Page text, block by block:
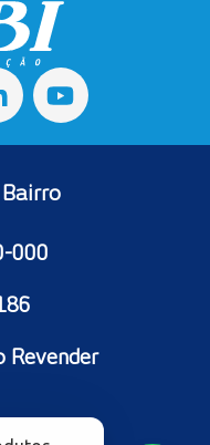
000
Revender